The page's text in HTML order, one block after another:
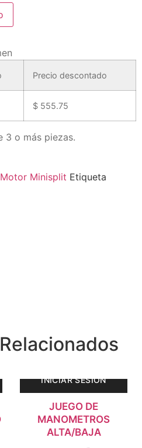
Precio descontado
$ 555.75
3 o más piezas.
Motor Minisplit Etiqueta
INICIAR SESIÓN
JUEGO DE
MANOMETROS
ALTA/BAJA